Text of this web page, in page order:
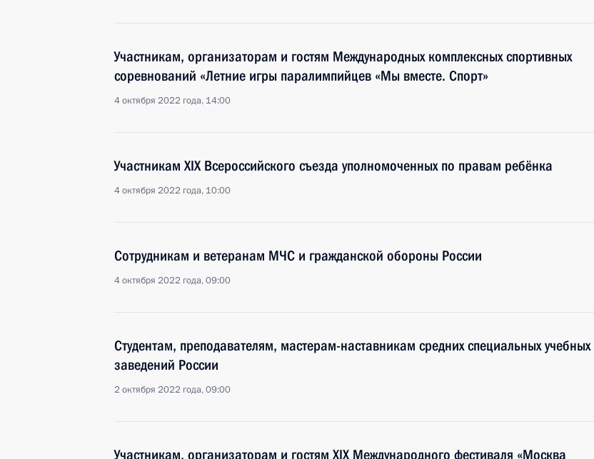
Участникам, организаторам и гостям Международных комплексных спортивных
соревнований «Летние игры паралимпийцев «Мы вместе. Спорт»
4 октября 2022 года, 14:00
Участникам XIX Всероссийского съезда уполномоченных по правам ребёнка
4 октября 2022 года, 10:00
Сотрудникам и ветеранам МЧС и гражданской обороны России
4 октября 2022 года, 09:00
Студентам, преподавателям, мастерам-наставникам средних специальных учебных
заведений России
2 октября 2022 года, 09:00
Участникам, организаторам и гостям XIX Международного фестиваля «Москва